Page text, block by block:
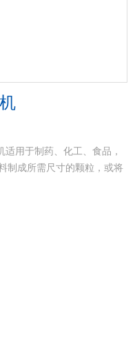
用于制药、化工、食品，
制成所需尺寸的颗粒，或将